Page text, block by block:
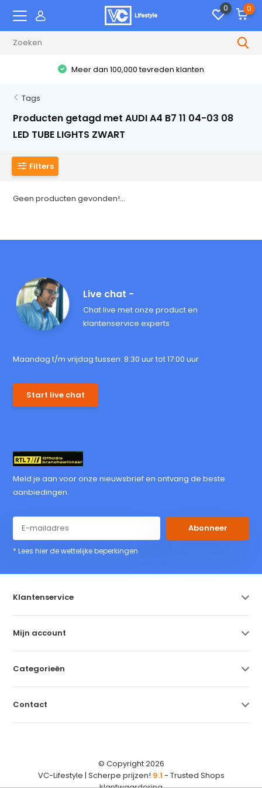
0 0
Meer dan 100,000 tevreden klanten
Tags
Producten getagd met AUDI A4 B7 11 04-03 08
LED TUBE LIGHTS ZWART
Filters
Geen producten gevonden!...
Live chat -
Chat live met onze product en
klantenservice experts
Maandag t/m vrijdag tussen: 8:30 uur tot 17:00 uur
Start live chat
Meld je aan voor onze nieuwsbrief en ontvang de beste
aanbiedingen.
Abonneer
* Lees hier de wettelijke beperkingen
Klantenservice
Mijn account
Categorieën
Contact
© Copyright 2026
VC-Lifestyle | Scherpe prijzen! 9.1 - Trusted Shops